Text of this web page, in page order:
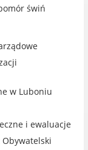
- seniorzy i
świń
w Luboniu
i ewaluacje